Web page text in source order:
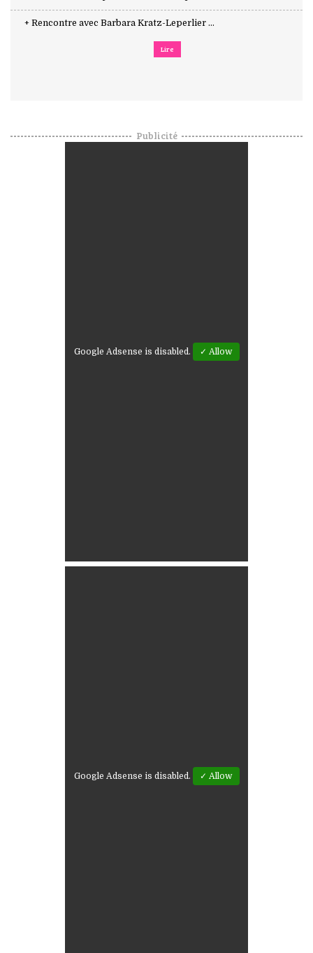
+ Rencontre avec Barbara Kratz-Leperlier ...
Lire
Publicité
Google Adsense is disabled. ✓ Allow
Google Adsense is disabled. ✓ Allow